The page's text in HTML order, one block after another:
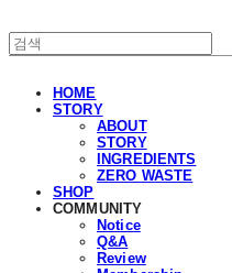
HOME
STORY
ABOUT
STORY
INGREDIENTS
ZERO WASTE
SHOP
COMMUNITY
Notice
Q&A
Review